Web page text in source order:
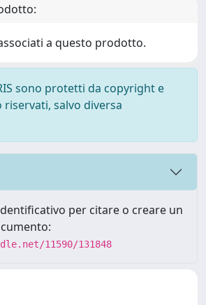
a questo prodotto.
sono protetti da copyright e
salvo diversa
per citare o creare un
11590/131848